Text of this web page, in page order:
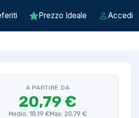
Prezzo Ideale Accedi
A PARTIRE DA
20,79 €
Medio: 18,19 €Max: 20,79 €